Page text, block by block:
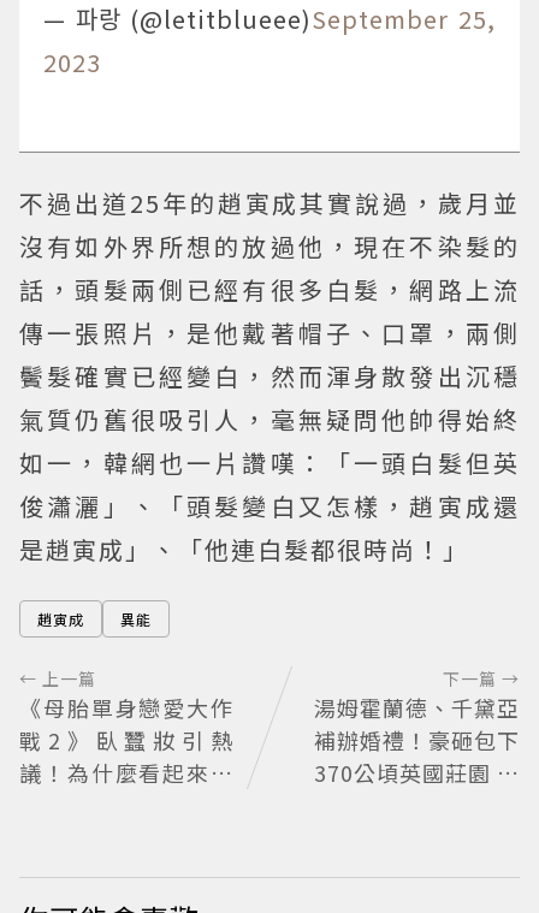
— 파랑 (@letitblueee)September 25,
2023
不過出道25年的趙寅成其實說過，歲月並
沒有如外界所想的放過他，現在不染髮的
話，頭髮兩側已經有很多白髮，網路上流
傳一張照片，是他戴著帽子、口罩，兩側
鬢髮確實已經變白，然而渾身散發出沉穩
氣質仍舊很吸引人，毫無疑問他帥得始終
如一，韓網也一片讚嘆：「一頭白髮但英
俊瀟灑」、「頭髮變白又怎樣，趙寅成還
是趙寅成」、「他連白髮都很時尚！」
趙寅成 異能
← 上一篇
《母胎單身戀愛大作
戰2》臥蠶妝引熱
議！為什麼看起來這
下一篇 →
湯姆霍蘭德、千黛亞
補辦婚禮！豪砸包下
370公頃英國莊園 低